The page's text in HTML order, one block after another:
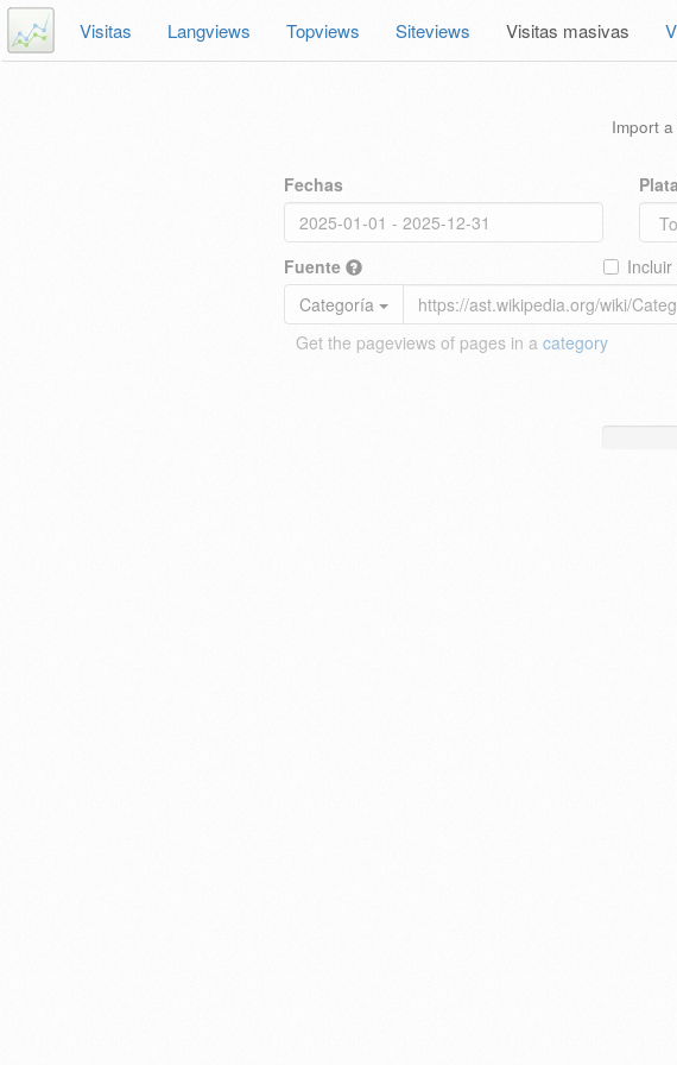
Visitas Langviews Topviews Siteviews Visitas masivas
Import
Fechas
Fuente
Categoría
Get the pageviews of pages in a category